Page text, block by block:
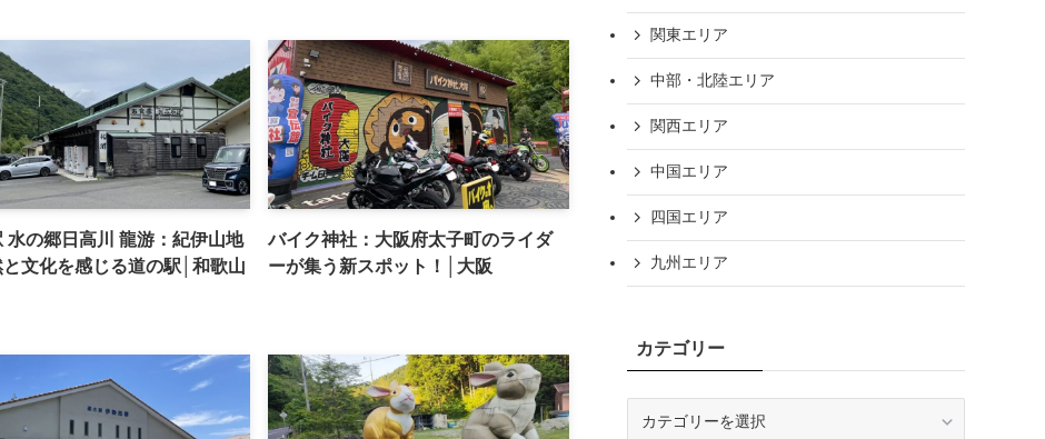
水の郷日高川 龍游：紀伊山地
文化を感じる道の駅│和歌山
バイク神社：大阪府太子町のライダ
ーが集う新スポット！│大阪
関東エリア
中部・北陸エリア
関西エリア
中国エリア
四国エリア
九州エリア
カテゴリー